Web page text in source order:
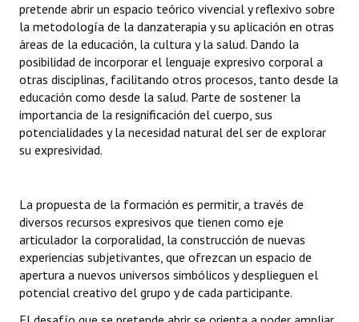
pretende abrir un espacio teórico vivencial y reflexivo sobre
la metodología de la danzaterapia y su aplicación en otras
áreas de la educación, la cultura y la salud. Dando la
posibilidad de incorporar el lenguaje expresivo corporal a
otras disciplinas, facilitando otros procesos, tanto desde la
educación como desde la salud. Parte de sostener la
importancia de la resignificación del cuerpo, sus
potencialidades y la necesidad natural del ser de explorar
su expresividad.
La propuesta de la formación es permitir, a través de
diversos recursos expresivos que tienen como eje
articulador la corporalidad, la construcción de nuevas
experiencias subjetivantes, que ofrezcan un espacio de
apertura a nuevos universos simbólicos y desplieguen el
potencial creativo del grupo y de cada participante.